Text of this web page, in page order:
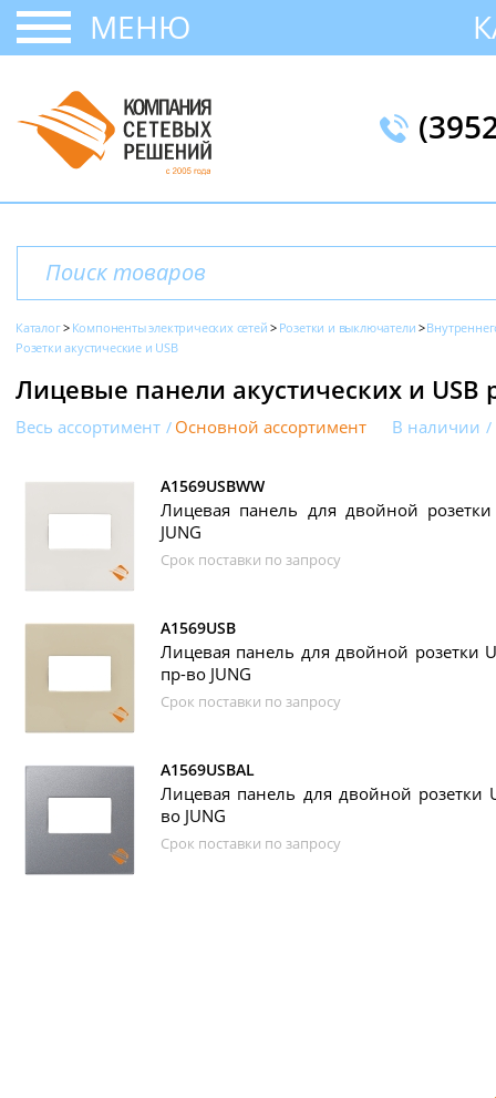
МЕНЮ
Каталог Компоненты электрических сетей Розетки и выключатели
Розетки акустические и USB
Лицевые панели акустических и USB
Весь ассортимент Основной ассортимент В наличии
A1569USBWW
Лицевая панель для двойной
JUNG
Срок поставки по запросу
A1569USB
Лицевая панель для двойной розетки
пр-во JUNG
Срок поставки по запросу
A1569USBAL
Лицевая панель для двойной розетки
во JUNG
Срок поставки по запросу